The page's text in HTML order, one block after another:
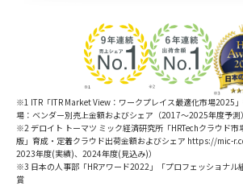
※1 ITR「ITR Market View：ワークプレイス最適化市場2025
場：ベンダー別売上金額およびシェア（2017～2025年度予測）
※2 デロイト トーマツ ミック経済研究所「HRTechクラウド
版」育成・定着クラウド出荷金額およびシェア https://mic-
2023年度(実績)、2024年度(見込み)）
※3 日本の人事部「HRアワード2022」「プロフェッショナル
賞